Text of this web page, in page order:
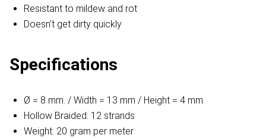
Resistant to mildew and rot
Doesn't get dirty quickly
Specifications
Ø = 8 mm. / Width = 13 mm / Height = 4 mm
Hollow Braided: 12 strands
Weight: 20 gram per meter